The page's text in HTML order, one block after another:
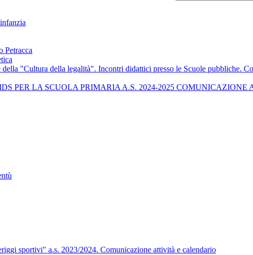
Petracca
"Cultura della legalità". Incontri didattici presso le Scuole pubbliche.
PER LA SCUOLA PRIMARIA A.S. 2024-2025 COMUNICAZIONE
sportivi" a.s. 2023/2024. Comunicazione attività e calendario